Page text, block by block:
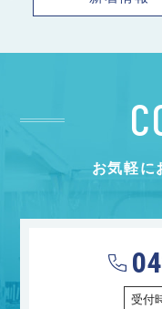
お気軽に
受付